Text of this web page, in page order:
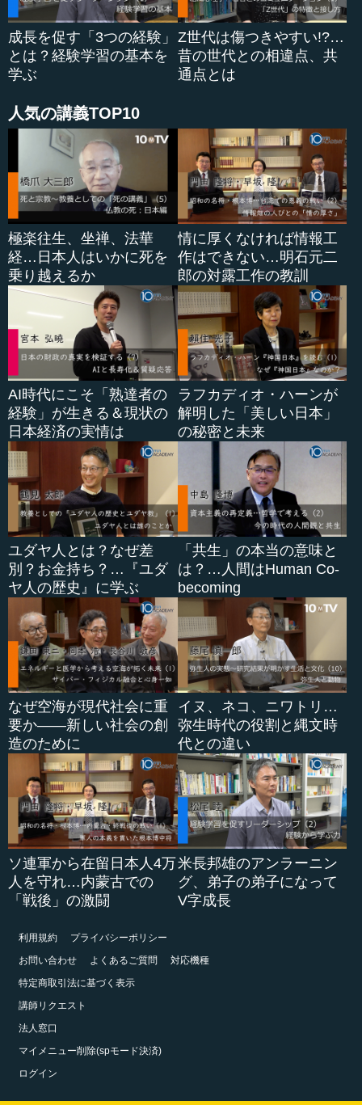
成長を促す「3つの経験」
とは？経験学習の基本を
学ぶ
Z世代は傷つきやすい!?…
昔の世代との相違点、共
通点とは
人気の講義TOP10
極楽往生、坐禅、法華
経…日本人はいかに死を
乗り越えるか
情に厚くなければ情報工
作はできない…明石元二
郎の対露工作の教訓
AI時代にこそ「熟達者の
経験」が生きる＆現状の
日本経済の実情は
ラフカディオ・ハーンが
解明した「美しい日本」
の秘密と未来
ユダヤ人とは？なぜ差
別？お金持ち？…『ユダ
ヤ人の歴史』に学ぶ
「共生」の本当の意味と
は？…人間はHuman Co-
becoming
なぜ空海が現代社会に重
要か――新しい社会の創
造のために
イヌ、ネコ、ニワトリ…
弥生時代の役割と縄文時
代との違い
ソ連軍から在留日本人4万
人を守れ…内蒙古での
「戦後」の激闘
米長邦雄のアンラーニン
グ、弟子の弟子になって
V字成長
利用規約
プライバシーポリシー
お問い合わせ
よくあるご質問
対応機種
特定商取引法に基づく表示
講師リクエスト
法人窓口
マイメニュー削除(spモード決済)
ログイン